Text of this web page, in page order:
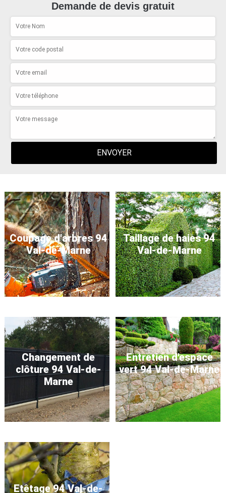
Demande de devis gratuit
Coupage d'arbres 94
Val-de-Marne
Taillage de haies 94
Val-de-Marne
Changement de
clôture 94 Val-de-
Marne
Entretien d'espace
vert 94 Val-de-Marne
Etêtage 94 Val-de-